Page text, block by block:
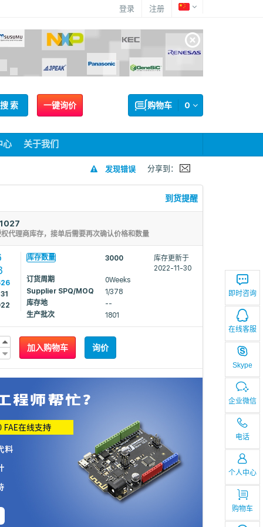
登录 注册
即时咨询
在线客服
Skype
企业微信
电话
个人中心
购物车
一键询价 0
购物车
搜 索
心 关于我们
发现错误 分享到：
到货提醒
代理商库存，接单后需要再次确认价格和数量
库存数量 3000
库存更新于
2022-11-30
订货周期
0Weeks
Supplier SPQ/MOQ
1/378
库存地
--
生产批次
1801
加入购物车 询价